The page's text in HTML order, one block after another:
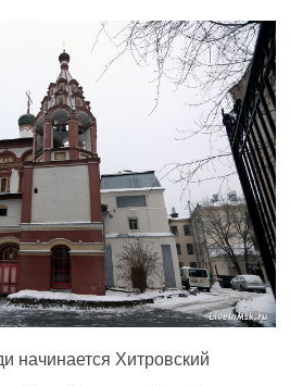
начинается Хитровский